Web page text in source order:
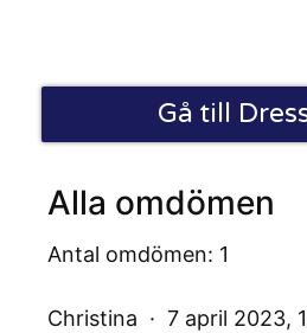
Gå till
Alla omdömen
Antal omdömen: 1
Christina 7 april 2023,